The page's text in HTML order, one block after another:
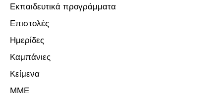
Εκπαιδευτικά προγράμματα
Επιστολές
Ημερίδες
Καμπάνιες
Κείμενα
ΜΜΕ